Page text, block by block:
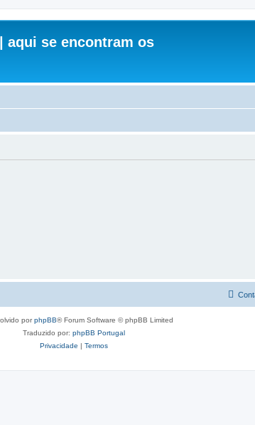
aqui se encontram os
porphpBB® Forum Software © phpBB Limited
Traduzido por: phpBB Portugal
Privacidade | Termos